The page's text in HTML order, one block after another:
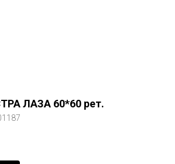
ЛАЗА 60*60 рет.